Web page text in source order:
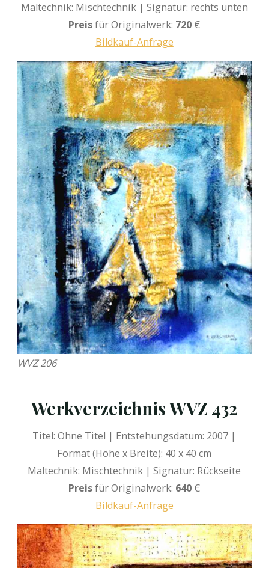
Maltechnik: Mischtechnik | Signatur: rechts unten
Preisfür Originalwerk: 720 €
Bildkauf-Anfrage
WVZ 206
Werkverzeichnis WVZ 432
Titel: Ohne Titel | Entstehungsdatum: 2007 |
Format (Höhe x Breite): 40 x 40 cm
Maltechnik: Mischtechnik | Signatur: Rückseite
Preisfür Originalwerk: 640 €
Bildkauf-Anfrage